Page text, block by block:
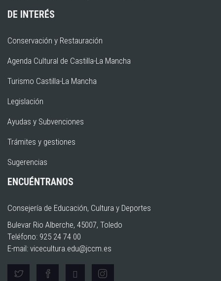
DE INTERÉS
Conservación y Restauración
Agenda Cultural de Castilla-La Mancha
Turismo Castilla-La Mancha
Legislación
Ayudas y Subvenciones
Trámites y gestiones
Sugerencias
ENCUÉNTRANOS
Consejería de Educación, Cultura y Deportes
Bulevar Rio Alberche, 45007, Toledo
Teléfono: 925 24 74 00
E-mail: vicecultura.edu@jccm.es